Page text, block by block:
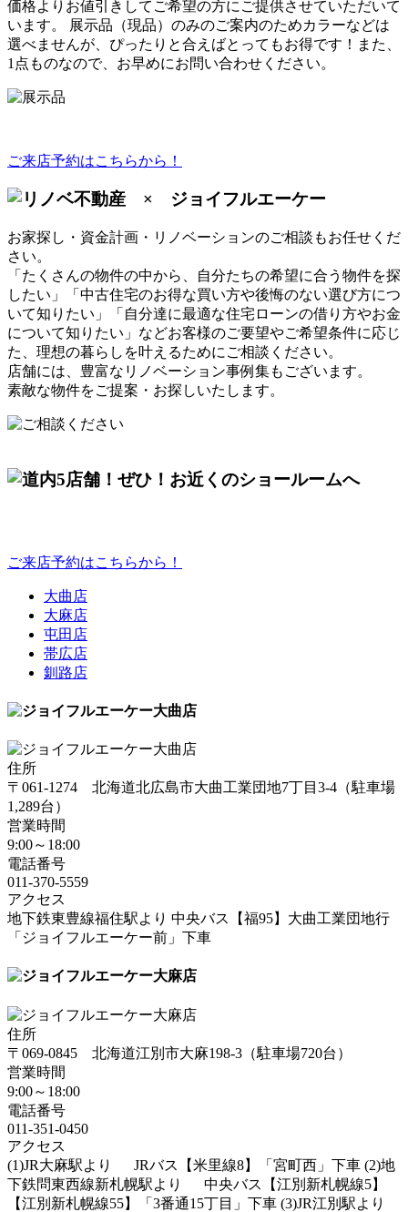
価格よりお値引きして ご希望の方にご提供させていただいて
います。 展示品（現品）のみのご案内のためカラーなどは
選べませんが、ぴったりと合えばとってもお得です！また、
1点ものなので、お早めにお問い合わせください。
ご来店予約はこちらから！
お家探し・資金計画・リノベーションのご相談もお任せくだ
さい。
「たくさんの物件の中から、自分たちの希望に合う物件を探
したい」「中古住宅のお得な買い方や後悔のない選び方につ
いて知りたい」「自分達に最適な住宅ローンの借り方やお金
について知りたい」などお客様のご要望やご希望条件に応じ
た、理想の暮らしを叶えるためにご相談ください。
店舗には、 豊富なリノベーション事例集もございます。
素敵な物件をご提案・お探しいたします。
ご来店予約はこちらから！
大曲店
大麻店
屯田店
帯広店
釧路店
住所
〒061-1274 北海道北広島市大曲工業団地7丁目3-4 （駐車場
1,289台）
営業時間
9:00～18:00
電話番号
011-370-5559
アクセス
地下鉄東豊線福住駅より 中央バス【福95】大曲工業団地行
「ジョイフルエーケー前」下車
住所
〒069-0845 北海道江別市大麻198-3 （駐車場720台）
営業時間
9:00～18:00
電話番号
011-351-0450
アクセス
(1)JR大麻駅より
JRバス【米里線8】「宮町西」下車 (2)地
下鉄問東西線新札幌駅より
中央バス【江別新札幌線5】
【江別新札幌線55】「3番通15丁目」下車 (3)JR江別駅より